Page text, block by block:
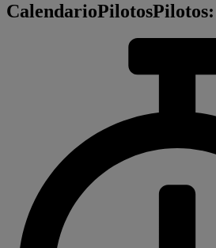
CalendarioPilotosPilotos: